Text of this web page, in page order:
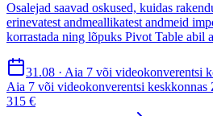
Osalejad saavad oskused, kuidas
erinevatest andmeallikatest andmeid
korrastada ning lõpuks Pivot Table abil
31.08 · Aia 7 või videokonverentsi
Aia 7 või videokonverentsi keskkonnas
315 €